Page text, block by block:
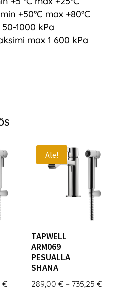
+50°C max +80°C
1000 kPa
max 1 600 kPa
€Hintaluokka:
Ale!
TAPWELL
ARM069
PESUALLA
SHANA
289,00€ – 735,25€